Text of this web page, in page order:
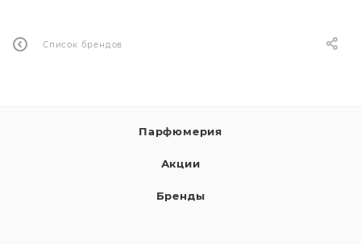
Список брендов
Парфюмерия
Акции
Бренды